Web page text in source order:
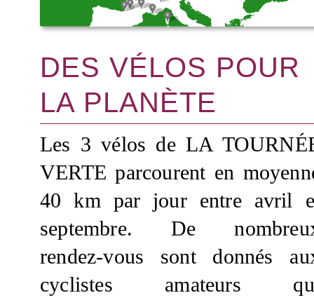
DES VÉLOS POUR
LA PLANÈTE
Les 3 vélos de LA
VERTE parcourent en
40 km par jour entre avril
septembre. De
rendez-vous sont donnés
cyclistes amateurs